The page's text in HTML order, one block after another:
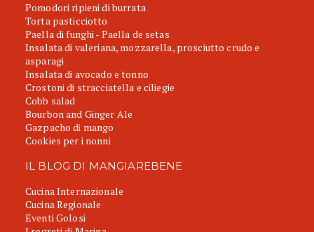
Pomodori ripieni di burrata
Torta pasticciotto
Paella di funghi - Paella de setas
Insalata di valeriana, mozzarella, prosciutto crudo e
asparagi
Insalata di avocado e tonno
Crostoni di stracciatella e ciliegie
Cobb salad
Bourbon and Ginger Ale
Gazpacho di mango
Cookies per i nonni
IL BLOG DI MANGIAREBENE
Cucina Internazionale
Cucina Regionale
Eventi Golosi